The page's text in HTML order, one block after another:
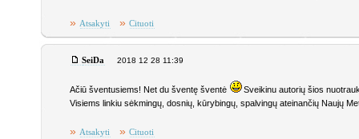
» Atsakyti » Cituoti
SeiDa 2018 12 28 11:39
Ačiū šventusiems! Net du šventę šventė
Sveikinu autorių šios
Visiems linkiu sėkmingų, dosnių, kūrybingų, spalvingų ateinančių Naujų
» Atsakyti » Cituoti